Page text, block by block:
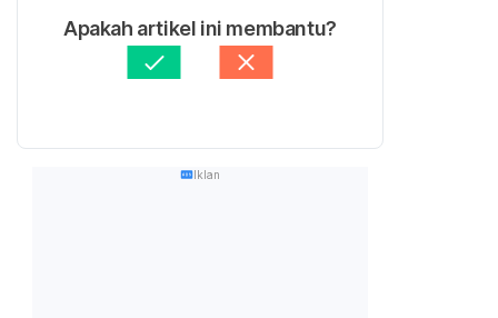
Apakah artikel ini membantu?
Iklan